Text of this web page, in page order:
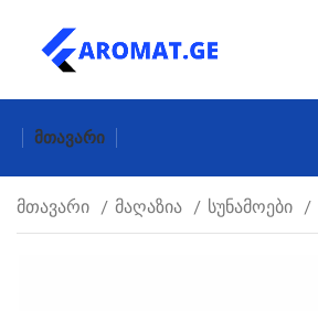
Მთავარი
მთავარი მაღაზია სუნამოები